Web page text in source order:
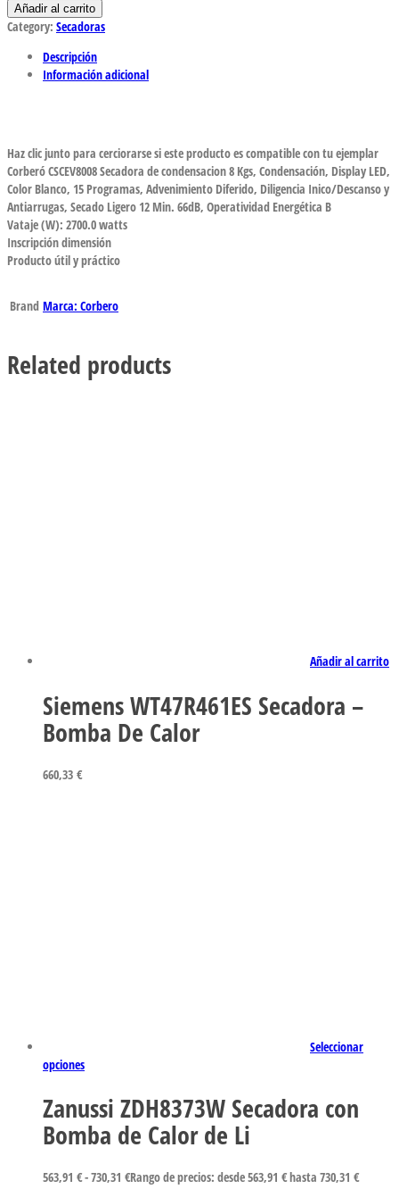
Añadir al carrito
Category: Secadoras
Descripción
Información adicional
Haz clic junto para cerciorarse si este producto es compatible con tu ejemplar
Corberó CSCEV8008 Secadora de condensacion 8 Kgs, Condensación, Display LED,
Color Blanco, 15 Programas, Advenimiento Diferido, Diligencia Inico/Descanso y
Antiarrugas, Secado Ligero 12 Min. 66dB, Operatividad Energética B
Vataje (W): 2700.0 watts
Inscripción dimensión
Producto útil y práctico
Brand Marca: Corbero
Related products
Añadir al carrito
Siemens WT47R461ES Secadora –
Bomba De Calor
660,33 €
Seleccionar
opciones
Zanussi ZDH8373W Secadora con
Bomba de Calor de Li
563,91 €-730,31 €Rango de precios: desde 563,91 € hasta 730,31 €